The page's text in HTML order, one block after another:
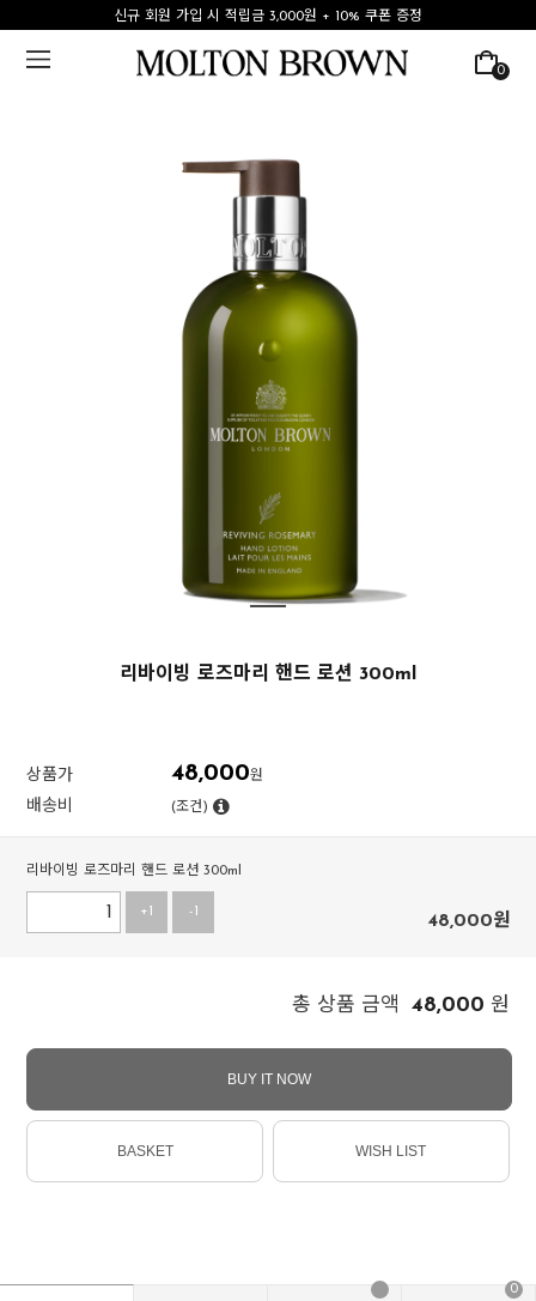
신규 회원 가입 시 적립금 3,000원 + 10% 쿠폰 증정
0
리바이빙 로즈마리 핸드 로션 300ml
상품가 48,000원
배송비 (조건)
리바이빙 로즈마리 핸드 로션 300ml
+1 -1 48,000원
총 상품 금액 48,000 원
BUY IT NOW
BASKET WISH LIST
0